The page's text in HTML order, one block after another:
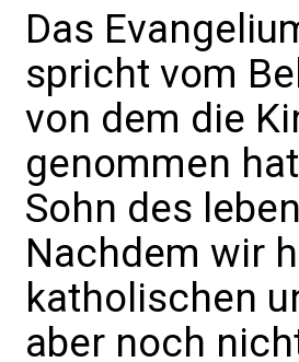
Das
spricht vom
von dem die
genommen
Sohn des
Nachdem wir
katholischen
aber noch